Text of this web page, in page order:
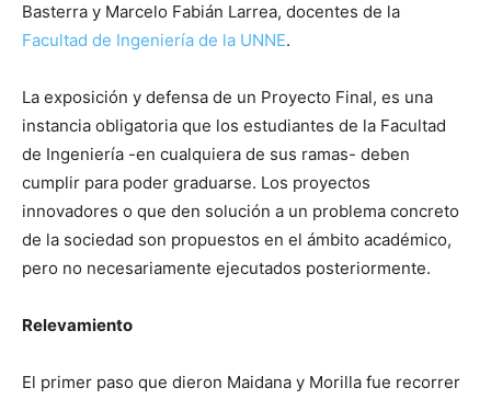
Basterra y Marcelo Fabián Larrea, docentes de la
Facultad de Ingeniería de la UNNE.
La exposición y defensa de un Proyecto Final, es una
instancia obligatoria que los estudiantes de la Facultad
de Ingeniería -en cualquiera de sus ramas- deben
cumplir para poder graduarse. Los proyectos
innovadores o que den solución a un problema concreto
de la sociedad son propuestos en el ámbito académico,
pero no necesariamente ejecutados posteriormente.
Relevamiento
El primer paso que dieron Maidana y Morilla fue recorrer